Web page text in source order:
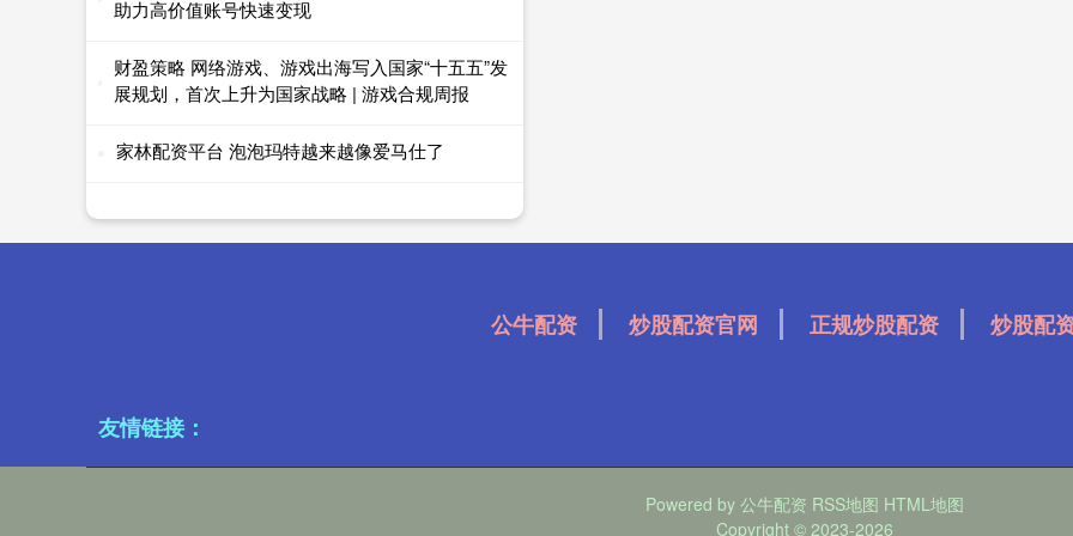
助力高价值账号快速变现
财盈策略 网络游戏、游戏出海写入国家“十五五”发
展规划，首次上升为国家战略 | 游戏合规周报
家林配资平台 泡泡玛特越来越像爱马仕了
公牛配资 炒股配资官网 正规炒股配资 炒股配
友情链接：
Powered by 公牛配资 RSS地图 HTML地图
Copyright © 2023-2026